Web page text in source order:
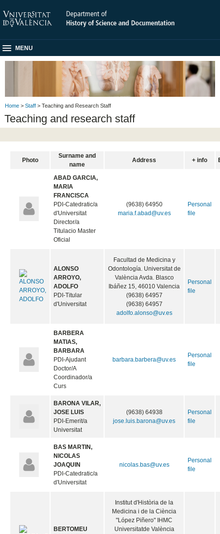
MENU
Home > Staff > Teaching and Research Staff
Teaching and research staff
Photo
Surname and
name
Address + info
ABAD GARCIA,
MARIA
FRANCISCA
PDI-Catedratic/a
d'Universitat
Director/a
Titulacio Master
Oficial
(9638) 64950
maria.f.abad@uv.es
Personal
file
ALONSO
ARROYO,
ADOLFO
PDI-Titular
d'Universitat
Facultad de Medicina y
Odontología. Universitat de
València Avda. Blasco
Ibáñez 15, 46010 Valencia
(9638) 64957
(9638) 64957
adolfo.alonso@uv.es
Personal
file
BARBERA
MATIAS,
BARBARA
PDI-Ajudant
Doctor/A
Coordinador/a
Curs
barbara.barbera@uv.es
Personal
file
BARONA VILAR,
JOSE LUIS
PDI-Emerit/a
Universitat
(9638) 64938
jose.luis.barona@uv.es
Personal
file
BAS MARTIN,
NICOLAS
JOAQUIN
PDI-Catedratic/a
d'Universitat
nicolas.bas@uv.es
Personal
file
BERTOMEU
Institut d'Història de la
Medicina i de la Ciència
"López Piñero" IHMC
Universitatde València